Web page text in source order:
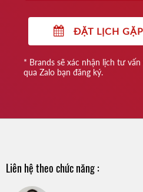
ĐẶT LỊCH
* Brands sẽ xác nhận lịch tư
qua Zalo bạn đăng ký.
Liên hệ theo chức năng :